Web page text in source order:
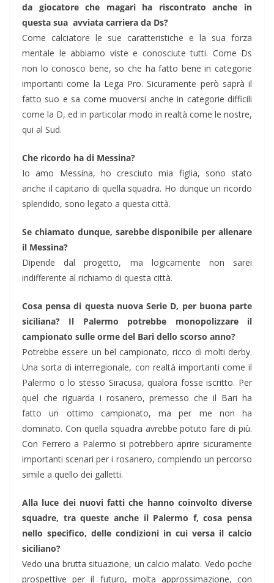
da giocatore che magari ha riscontrato anche in
questa sua avviata carriera da Ds?
Come calciatore le sue caratteristiche e la sua forza
mentale le abbiamo viste e conosciute tutti. Come Ds
non lo conosco bene, so che ha fatto bene in categorie
importanti come la Lega Pro. Sicuramente però saprà il
fatto suo e sa come muoversi anche in categorie difficili
come la D, ed in particolar modo in realtà come le nostre,
qui al Sud.
Che ricordo ha di Messina?
Io amo Messina, ho cresciuto mia figlia, sono stato
anche il capitano di quella squadra. Ho dunque un ricordo
splendido, sono legato a questa città.
Se chiamato dunque, sarebbe disponibile per allenare
il Messina?
Dipende dal progetto, ma logicamente non sarei
indifferente al richiamo di questa città.
Cosa pensa di questa nuova Serie D, per buona parte
siciliana? Il Palermo potrebbe monopolizzare il
campionato sulle orme del Bari dello scorso anno?
Potrebbe essere un bel campionato, ricco di molti derby.
Una sorta di interregionale, con realtà importanti come il
Palermo o lo stesso Siracusa, qualora fosse iscritto. Per
quel che riguarda i rosanero, premesso che il Bari ha
fatto un ottimo campionato, ma per me non ha
dominato. Con quella squadra avrebbe potuto fare di più.
Con Ferrero a Palermo si potrebbero aprire sicuramente
importanti scenari per i rosanero, compiendo un percorso
simile a quello dei galletti.
Alla luce dei nuovi fatti che hanno coinvolto diverse
squadre, tra queste anche il Palermo f, cosa pensa
nello specifico, delle condizioni in cui versa il calcio
siciliano?
Vedo una brutta situazione, un calcio malato. Vedo poche
prospettive per il futuro, molta approssimazione, con